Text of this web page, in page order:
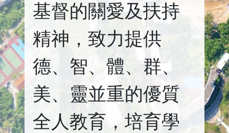
基督的關愛及扶持
精神，致力提供
德、智、體、群、
美、靈並重的優質
全人教育，培育學